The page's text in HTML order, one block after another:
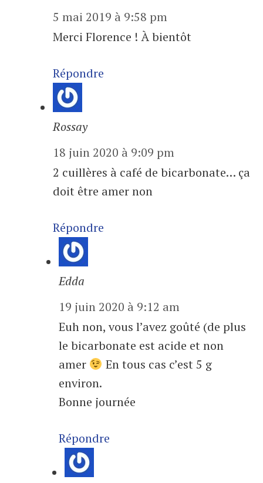
5 mai 2019 à 9:58 pm
Merci Florence ! À bientôt
Répondre
Rossay
18 juin 2020 à 9:09 pm
2 cuillères à café de bicarbonate… ça
doit être amer non
Répondre
Edda
19 juin 2020 à 9:12 am
Euh non, vous l’avez goûté (de plus
le bicarbonate est acide et non
amer
En tous cas c’est 5 g
environ.
Bonne journée
Répondre